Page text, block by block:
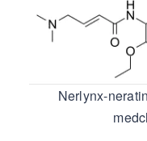
Nerlynx-